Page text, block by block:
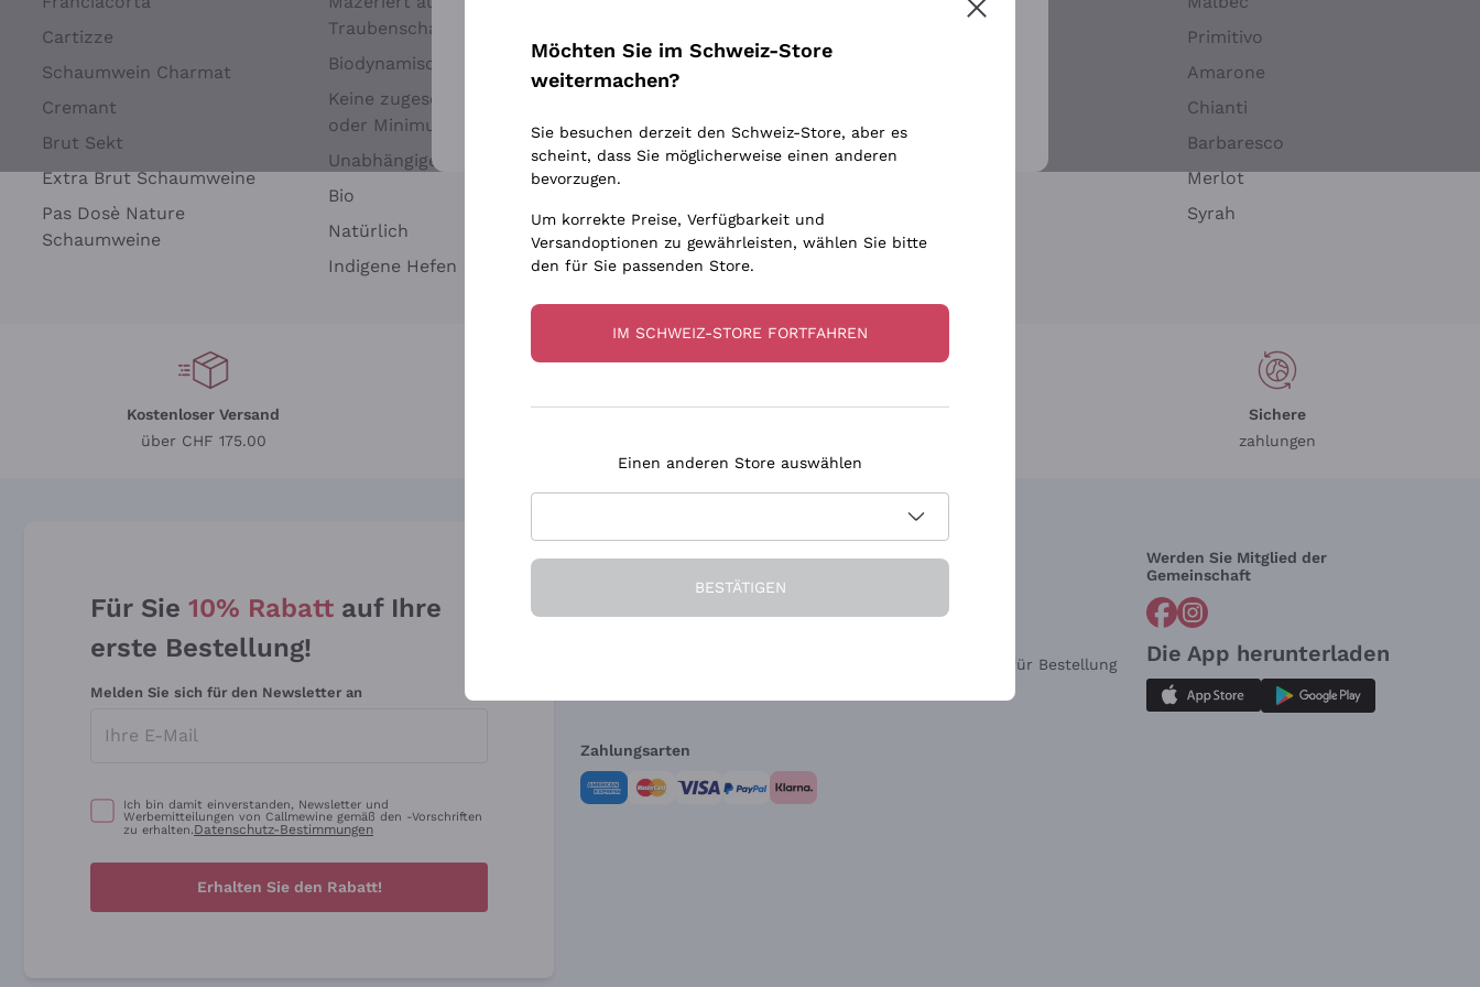
Cartizze
Schaumwein Charmat
Cremant
Brut Sekt
Extra Brut Schaumweine
Pas Dosè Nature
Schaumweine
Traubenschalen
Biodynamisch
Keine zugesetzten Sulfite
oder Minimum
Unabhängige Weinbauern
Bio
Natürlich
Indigene Hefen
Biondi Santi
Argiolas
Zenato
Ca' dei Frati
Chardonnay
Primitivo
Amarone
Chianti
Barbaresco
Merlot
Syrah
Kostenloser Versand
über CHF 175.00
Sichere
zahlungen
Für Sie 10% Rabatt auf Ihre
erste Bestellung!
Melden Sie sich für den Newsletter an
Ich bin damit einverstanden, Newsletter und
Werbemitteilungen von Callmewine gemäß den -Vorschriften
zu erhalten.Datenschutz-Bestimmungen
Erhalten Sie den Rabatt!
Die Firma Brauchen Sie Hilfe?
Widerrufsformular für Bestellung
Werden Sie Mitglied der
Gemeinschaft
Die App herunterladen
Zahlungsarten
Weitere Informationen finden Sie in unserem Datenschutz-Bestimmungen
Möchten Sie im Schweiz-Store
weitermachen?
Sie besuchen derzeit den Schweiz-Store, aber es
scheint, dass Sie möglicherweise einen anderen
bevorzugen.
Um korrekte Preise, Verfügbarkeit und
Versandoptionen zu gewährleisten, wählen Sie bitte
den für Sie passenden Store.
IM SCHWEIZ-STORE FORTFAHREN
Einen anderen Store auswählen
BESTÄTIGEN